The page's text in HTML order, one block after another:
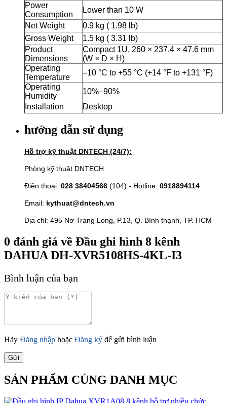
Power
Consumption
Lower than 10 W
Net Weight
0.9 kg ( 1.98 lb)
Gross Weight
1.5 kg ( 3.31 lb)
Product
Dimensions
Compact 1U, 260 × 237.4 × 47.6 mm
(W × D × H)
Operating
Temperature
–10 °C to +55 °C (+14 °F to +131 °F)
Operating
Humidity
10%–90%
Installation
Desktop
hướng dẫn sử dụng
Hỗ trợ kỹ thuật DNTECH (24/7):
Phòng kỹ thuật DNTECH
Điện thoại: 028 38404566 (104) - Hotline: 0918894114
Email: kythuat@dntech.vn
Địa chỉ: 495 Nơ Trang Long, P.13, Q. Bình thạnh, TP. HCM
0 đánh giá về Đầu ghi hình 8 kênh
DAHUA DH-XVR5108HS-4KL-I3
Bình luận của bạn
Hãy Đăng nhập hoặc Đăng ký để gửi bình luận
Gửi
SẢN PHẨM CÙNG DANH MỤC